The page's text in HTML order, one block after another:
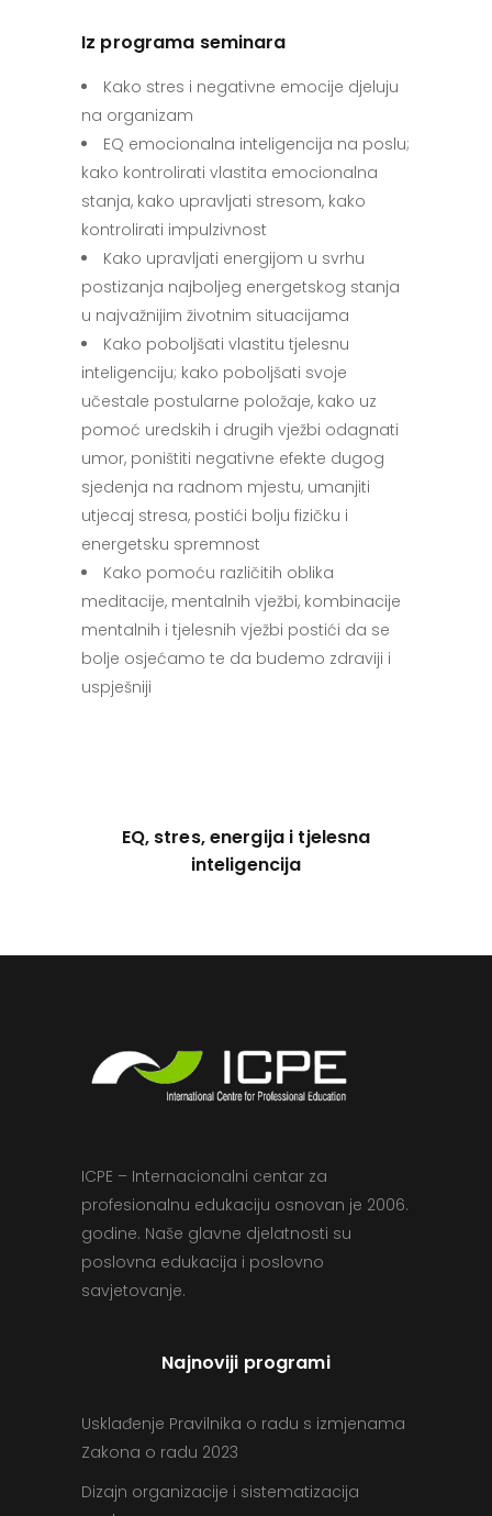
Iz programa seminara
Kako stres i negativne emocije djeluju
na organizam
EQ emocionalna inteligencija na poslu;
kako kontrolirati vlastita emocionalna
stanja, kako upravljati stresom, kako
kontrolirati impulzivnost
Kako upravljati energijom u svrhu
postizanja najboljeg energetskog stanja
u najvažnijim životnim situacijama
Kako poboljšati vlastitu tjelesnu
inteligenciju; kako poboljšati svoje
učestale postularne položaje, kako uz
pomoć uredskih i drugih vježbi odagnati
umor, poništiti negativne efekte dugog
sjedenja na radnom mjestu, umanjiti
utjecaj stresa, postići bolju fizičku i
energetsku spremnost
Kako pomoću različitih oblika
meditacije, mentalnih vježbi, kombinacije
mentalnih i tjelesnih vježbi postići da se
bolje osjećamo te da budemo zdraviji i
uspješniji
EQ, stres, energija i tjelesna
inteligencija
ICPE – Internacionalni centar za
profesionalnu edukaciju osnovan je 2006.
godine. Naše glavne djelatnosti su
poslovna edukacija i poslovno
savjetovanje.
Najnoviji programi
Usklađenje Pravilnika o radu s izmjenama
Zakona o radu 2023
Dizajn organizacije i sistematizacija